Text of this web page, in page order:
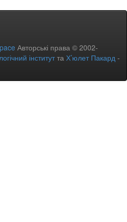
Авторські права © 2002-
інститутта Х’юлет Пакард -